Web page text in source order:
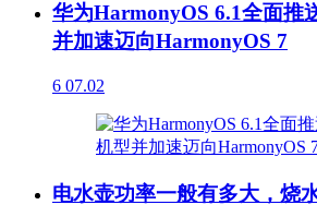
华为HarmonyOS 6.1全面推
并加速迈向HarmonyOS 7
6 07.02
电水壶功率一般有多大，烧